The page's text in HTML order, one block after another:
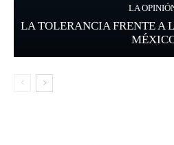
LA
LA TOLERANCIA FRENTE A